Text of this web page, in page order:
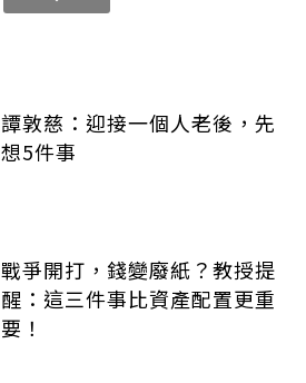
譚敦慈：迎接一個人老後，先
想5件事
戰爭開打，錢變廢紙？教授提
醒：這三件事比資產配置更重
要！